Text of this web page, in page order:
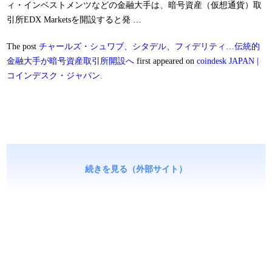
ィ・インベストメンツなどの金融大手は、暗号資産（仮想通貨）取
引所EDX Marketsを開設すると発 …
The post チャールズ・シュワブ、シタデル、フィデリティ…伝統的
金融大手が暗号資産取引所開設へ first appeared on coindesk JAPAN |
コインデスク・ジャパン.
続きを見る（外部サイト）